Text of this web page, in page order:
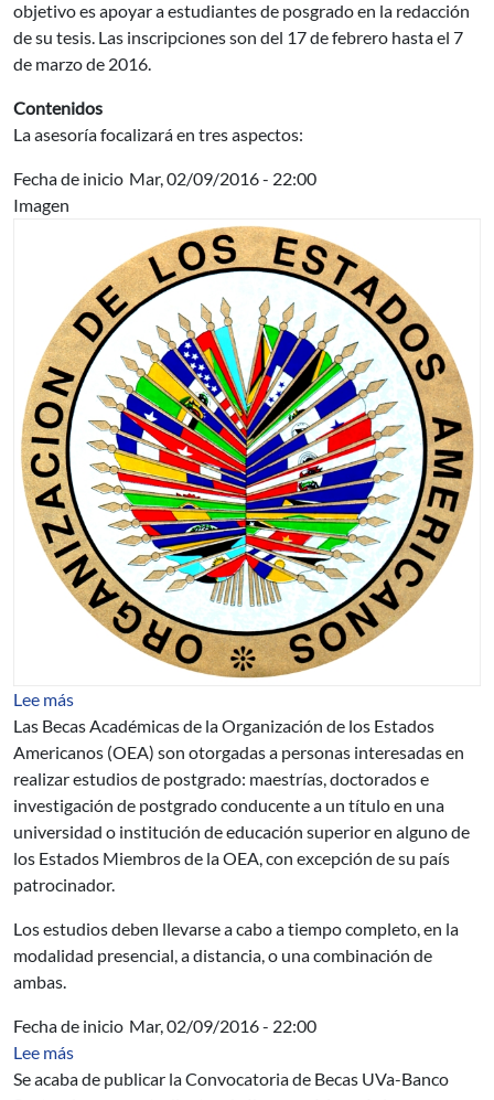
objetivo es apoyar a estudiantes de posgrado en la redacción
de su tesis. Las inscripciones son del 17 de febrero hasta el 7
de marzo de 2016.
Contenidos
La asesoría focalizará en tres aspectos:
Fecha de inicio Mar, 02/09/2016 - 22:00
Imagen
Lee mássobre Becas de la OEA para estudios académicos de
Las Becas Académicas de la Organización de los Estados
Americanos (OEA) son otorgadas a personas interesadas en
realizar estudios de postgrado: maestrías, doctorados e
investigación de postgrado conducente a un título en una
universidad o institución de educación superior en alguno de
los Estados Miembros de la OEA, con excepción de su país
patrocinador.
Los estudios deben llevarse a cabo a tiempo completo, en la
modalidad presencial, a distancia, o una combinación de
ambas.
Fecha de inicio Mar, 02/09/2016 - 22:00
Lee mássobre Difusión convocatoria programa
Se acaba de publicar la Convocatoria de Becas UVa-Banco